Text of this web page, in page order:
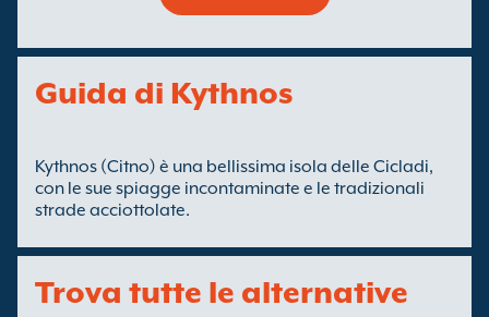
Guida di Kythnos
Kythnos (Citno) è una bellissima isola delle Cicladi,
con le sue spiagge incontaminate e le tradizionali
strade acciottolate.
Trova tutte le alternative